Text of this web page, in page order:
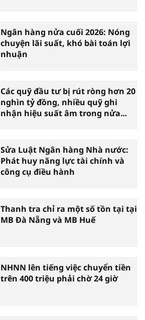
Ngân hàng nửa cuối 2026: Nóng
chuyện lãi suất, khó bài toán lợi
nhuận
Các quỹ đầu tư bị rút ròng hơn 20
nghìn tỷ đồng, nhiều quỹ ghi
nhận hiệu suất âm trong nửa
Sửa Luật Ngân hàng Nhà nước:
Phát huy năng lực tài chính và
công cụ điều hành
Thanh tra chỉ ra một số tồn tại tại
MB Đà Nẵng và MB Huế
NHNN lên tiếng việc chuyển tiền
trên 400 triệu phải chờ 24 giờ